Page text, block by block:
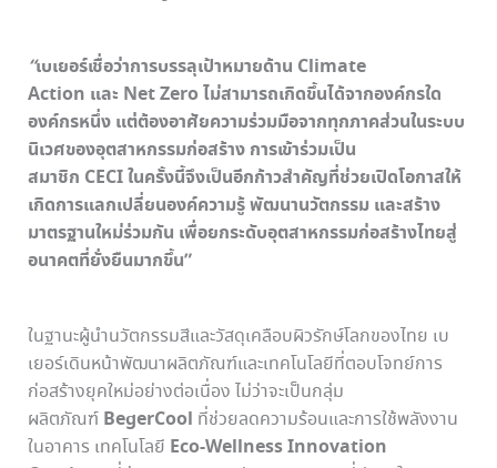
“เบเยอร์เชื่อว่าการบรรลุเป้าหมายด้าน Climate
Action และ Net Zero ไม่สามารถเกิดขึ้นได้จากองค์กรใด
องค์กรหนึ่ง แต่ต้องอาศัยความร่วมมือจากทุกภาคส่วนในระบบ
นิเวศของอุตสาหกรรมก่อสร้าง การเข้าร่วมเป็น
สมาชิก CECI ในครั้งนี้จึงเป็นอีกก้าวสำคัญที่ช่วยเปิดโอกาสให้
เกิดการแลกเปลี่ยนองค์ความรู้ พัฒนานวัตกรรม และสร้าง
มาตรฐานใหม่ร่วมกัน เพื่อยกระดับอุตสาหกรรมก่อสร้างไทยสู่
อนาคตที่ยั่งยืนมากขึ้น”
ในฐานะผู้นำนวัตกรรมสีและวัสดุเคลือบผิวรักษ์โลกของไทย เบ
เยอร์เดินหน้าพัฒนาผลิตภัณฑ์และเทคโนโลยีที่ตอบโจทย์การ
ก่อสร้างยุคใหม่อย่างต่อเนื่อง ไม่ว่าจะเป็นกลุ่ม
ผลิตภัณฑ์ BegerCool ที่ช่วยลดความร้อนและการใช้พลังงาน
ในอาคาร เทคโนโลยี Eco-Wellness Innovation